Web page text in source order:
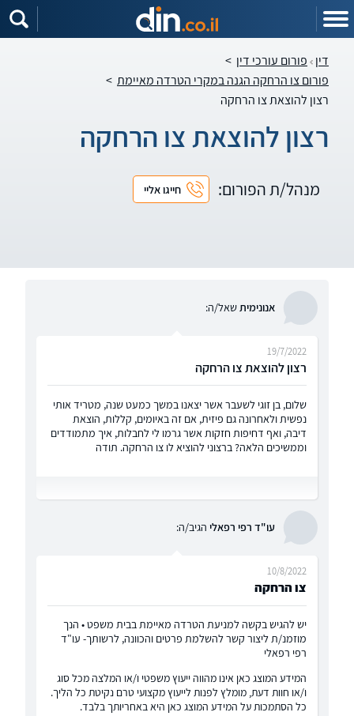
דין פורום עורכי דין >
פורום צו הרחקה הגנה במקרי הטרדה מאיימת >
רצון להוצאת צו הרחקה
רצון להוצאת צו הרחקה
מנהל/ת הפורום: חייגו אליי
אנונימיתשאל/ה:
רצון להוצאת צו הרחקה
19/7/2022
שלום, בן זוגי לשעבר אשר יצאנו במשך כמעט שנה, מטריד אותי
נפשית ולאחרונה גם פיזית, אם זה באיומים, קללות, הוצאת
דיבה, ואף דחיפות חזקות אשר גרמו לי לחבלות, איך מתמודדים
וממשיכים הלאה? ברצוני להוציא לו צו הרחקה. תודה
עו"ד רפי רפאלי הגיב/ה:
צו הרחקה
10/8/2022
יש להגיש בקשה למניעת הטרדה מאיימת בבית משפט • הנך
מוזמנ/ת ליצור קשר להשלמת פרטים והכוונה, לרשותך- עו"ד
רפי רפאלי
המידע המוצג כאן אינו מהווה ייעוץ משפטי ו/או המלצה מכל סוג
ו/או חוות דעת, מומלץ לפנות לייעוץ מקצועי טרם נקיטת כל הליך.
כל הסתמכות על המידע המוצג כאן היא באחריותך בלבד.